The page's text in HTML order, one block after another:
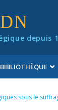
depuis
BIBLIOTHÈQUE
sous le